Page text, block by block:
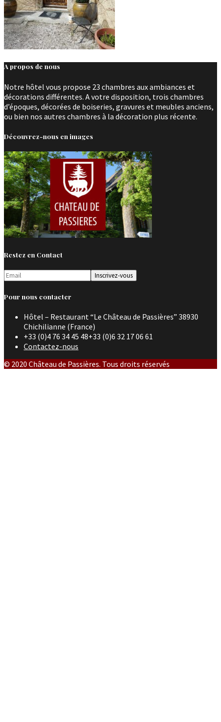
A propos de nous
Notre hôtel vous propose 23 chambres aux ambiances et
décorations différentes. A votre disposition, trois chambres
d’époques, décorées de boiseries, gravures et meubles anciens,
ou bien nos autres chambres à la décoration plus récente.
Découvrez-nous en images
Restez en Contact
Pour nous contacter
Hôtel – Restaurant “Le Château de Passières” 38930
Chichilianne (France)
+33 (0)4 76 34 45 48+33 (0)6 32 17 06 61
Contactez-nous
© 2020 Château de Passières. Tous droits réservés